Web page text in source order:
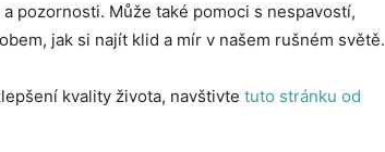
pozornosti. Může také pomoci s nespavostí,
jak si najít klid a mír v našem rušném světě.
kvality života, navštivte tuto stránku od